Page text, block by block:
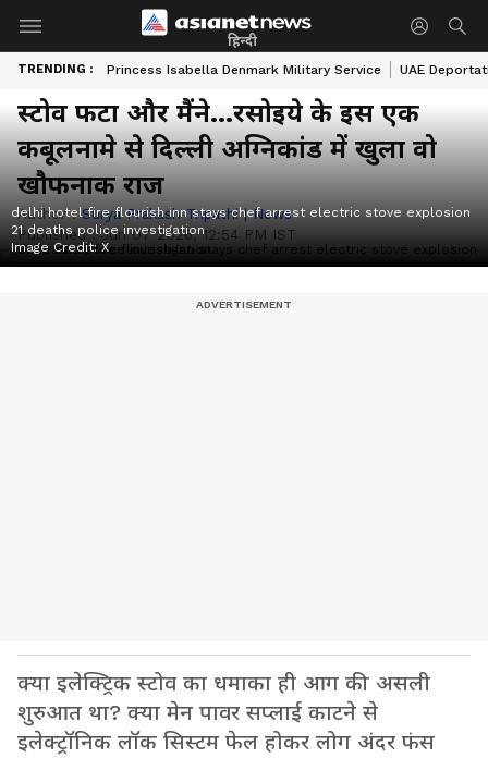
हिन्दी
TRENDING : Princess Isabella Denmark Military Service UAE
स्टोव फटा और मैंने...रसोइये के इस एक
कबूलनामे से दिल्ली अग्निकांड में खुला वो
खौफनाक राज
Author :Surya Prakash Tripathi|News
Published :Jun 07 2026, 12:54 PM IST
delhi hotel fire flourish inn stays chef arrest electric stove explosion
21 deaths police investigation
Image Credit:X
क्या इलेक्ट्रिक स्टोव का धमाका ही आग की असली
शुरुआत था? क्या मेन पावर सप्लाई काटने से
इलेक्ट्रॉनिक लॉक सिस्टम फेल होकर लोग अंदर फंस